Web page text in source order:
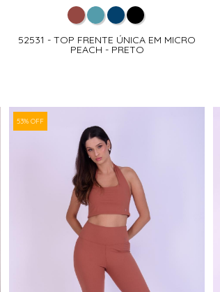
52531 - TOP FRENTE ÚNICA EM MICRO
PEACH - PRETO
53% OFF